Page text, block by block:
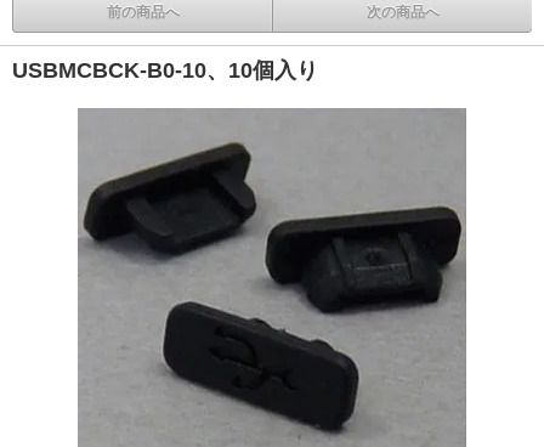
前の商品へ 次の商品へ
USBMCBCK-B0-10、10個入り